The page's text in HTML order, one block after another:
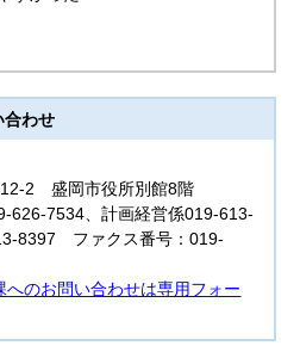
合わせ
2 盛岡市役所別館8階
626-7534、計画経営係019-613-
8397 ファクス番号：019-
のお問い合わせは専用フォー